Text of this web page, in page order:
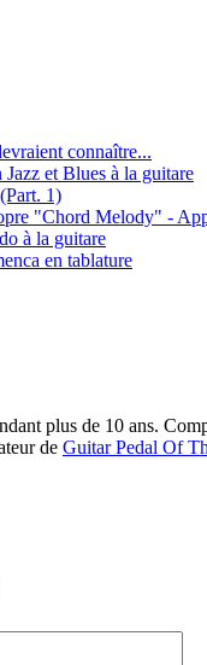
connaître...
et Blues à la guitare
1)
"Chord Melody" -
à la guitare
en tablature
plus de 10 ans.
de Guitar Pedal Of